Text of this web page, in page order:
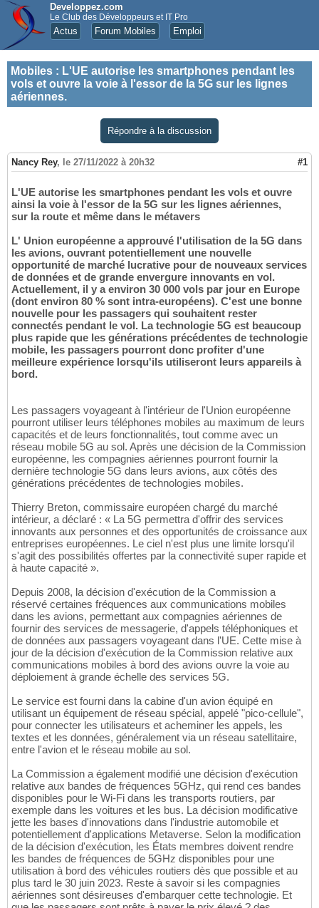
Developpez.com
Le Club des Développeurs et IT Pro
Actus Forum Mobiles Emploi
Mobiles : L'UE autorise les smartphones pendant les
vols et ouvre la voie à l'essor de la 5G sur les lignes
aériennes.
Répondre à la discussion
Nancy Rey, le 27/11/2022 à 20h32 #1
L'UE autorise les smartphones pendant les vols et ouvre
ainsi la voie à l'essor de la 5G sur les lignes aériennes,
sur la route et même dans le métavers
L' Union européenne a approuvé l'utilisation de la 5G dans
les avions, ouvrant potentiellement une nouvelle
opportunité de marché lucrative pour de nouveaux services
de données et de grande envergure innovants en vol.
Actuellement, il y a environ 30 000 vols par jour en Europe
(dont environ 80 % sont intra-européens). C'est une bonne
nouvelle pour les passagers qui souhaitent rester
connectés pendant le vol. La technologie 5G est beaucoup
plus rapide que les générations précédentes de technologie
mobile, les passagers pourront donc profiter d'une
meilleure expérience lorsqu'ils utiliseront leurs appareils à
bord.
Les passagers voyageant à l'intérieur de l'Union européenne
pourront utiliser leurs téléphones mobiles au maximum de leurs
capacités et de leurs fonctionnalités, tout comme avec un
réseau mobile 5G au sol. Après une décision de la Commission
européenne, les compagnies aériennes pourront fournir la
dernière technologie 5G dans leurs avions, aux côtés des
générations précédentes de technologies mobiles.
Thierry Breton, commissaire européen chargé du marché
intérieur, a déclaré : « La 5G permettra d'offrir des services
innovants aux personnes et des opportunités de croissance aux
entreprises européennes. Le ciel n'est plus une limite lorsqu'il
s'agit des possibilités offertes par la connectivité super rapide et
à haute capacité ».
Depuis 2008, la décision d'exécution de la Commission a
réservé certaines fréquences aux communications mobiles
dans les avions, permettant aux compagnies aériennes de
fournir des services de messagerie, d'appels téléphoniques et
de données aux passagers voyageant dans l'UE. Cette mise à
jour de la décision d'exécution de la Commission relative aux
communications mobiles à bord des avions ouvre la voie au
déploiement à grande échelle des services 5G.
Le service est fourni dans la cabine d'un avion équipé en
utilisant un équipement de réseau spécial, appelé "pico-cellule",
pour connecter les utilisateurs et acheminer les appels, les
textes et les données, généralement via un réseau satellitaire,
entre l'avion et le réseau mobile au sol.
La Commission a également modifié une décision d'exécution
relative aux bandes de fréquences 5GHz, qui rend ces bandes
disponibles pour le Wi-Fi dans les transports routiers, par
exemple dans les voitures et les bus. La décision modificative
jette les bases d'innovations dans l'industrie automobile et
potentiellement d'applications Metaverse. Selon la modification
de la décision d'exécution, les États membres doivent rendre
les bandes de fréquences de 5GHz disponibles pour une
utilisation à bord des véhicules routiers dès que possible et au
plus tard le 30 juin 2023. Reste à savoir si les compagnies
aériennes sont désireuses d'embarquer cette technologie. Et